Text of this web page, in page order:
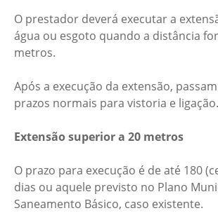
O prestador deverá executar a
água ou esgoto quando a distância
metros.
Após a execução da extensão,
prazos normais para vistoria e ligação.
Extensão superior a 20 metros
O prazo para execução é de até 180
dias ou aquele previsto no Plano
Saneamento Básico, caso existente.